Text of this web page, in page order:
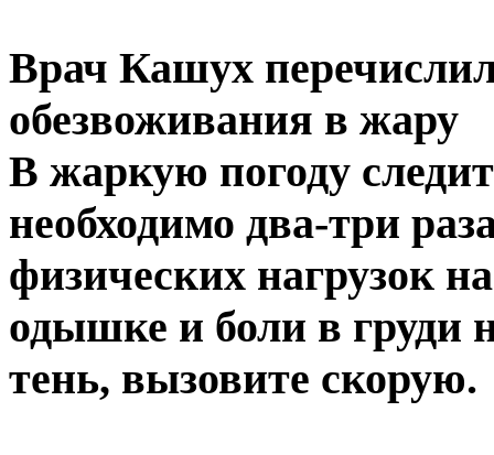
Врач Кашух
обезвоживания в жару
В жаркую погоду
необходимо два-три
физических нагрузок
одышке и боли в груди
тень, вызовите скорую.